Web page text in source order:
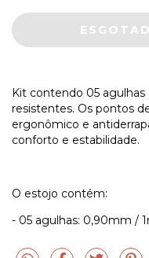
Kit contendo 05
resistentes. Os pontos
ergonômico e
conforto e estabilidade.
O estojo contém:
- 05 agulhas: 0,90mm /